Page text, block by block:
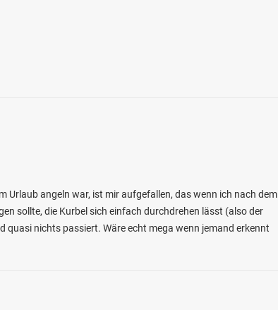
Urlaub angeln war, ist mir aufgefallen, das wenn ich nach dem
sollte, die Kurbel sich einfach durchdrehen lässt (also der
nichts passiert. Wäre echt mega wenn jemand erkennt